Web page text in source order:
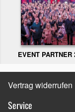
EVENT PARTNER
Vertrag widerrufen
Service